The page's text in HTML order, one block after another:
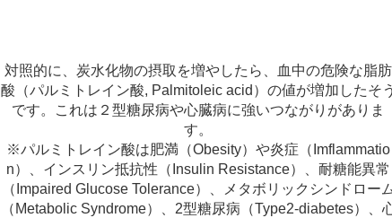
対照的に、炭水化物の摂取を増やしたら、血中の危険な脂肪
酸（パルミトレイン酸, Palmitoleic acid）の値が増加したそう
です。これは２型糖尿病や心臓病に強いつながりがありま
す。
※パルミトレイン酸は肥満（Obesity）や炎症（Imflammatio
n）、インスリン抵抗性（Insulin Resistance）、耐糖能異常
（Impaired Glucose Tolerance）、メタボリックシンドロー
（Metabolic Syndrome）、2型糖尿病（Type2-diabetes）、